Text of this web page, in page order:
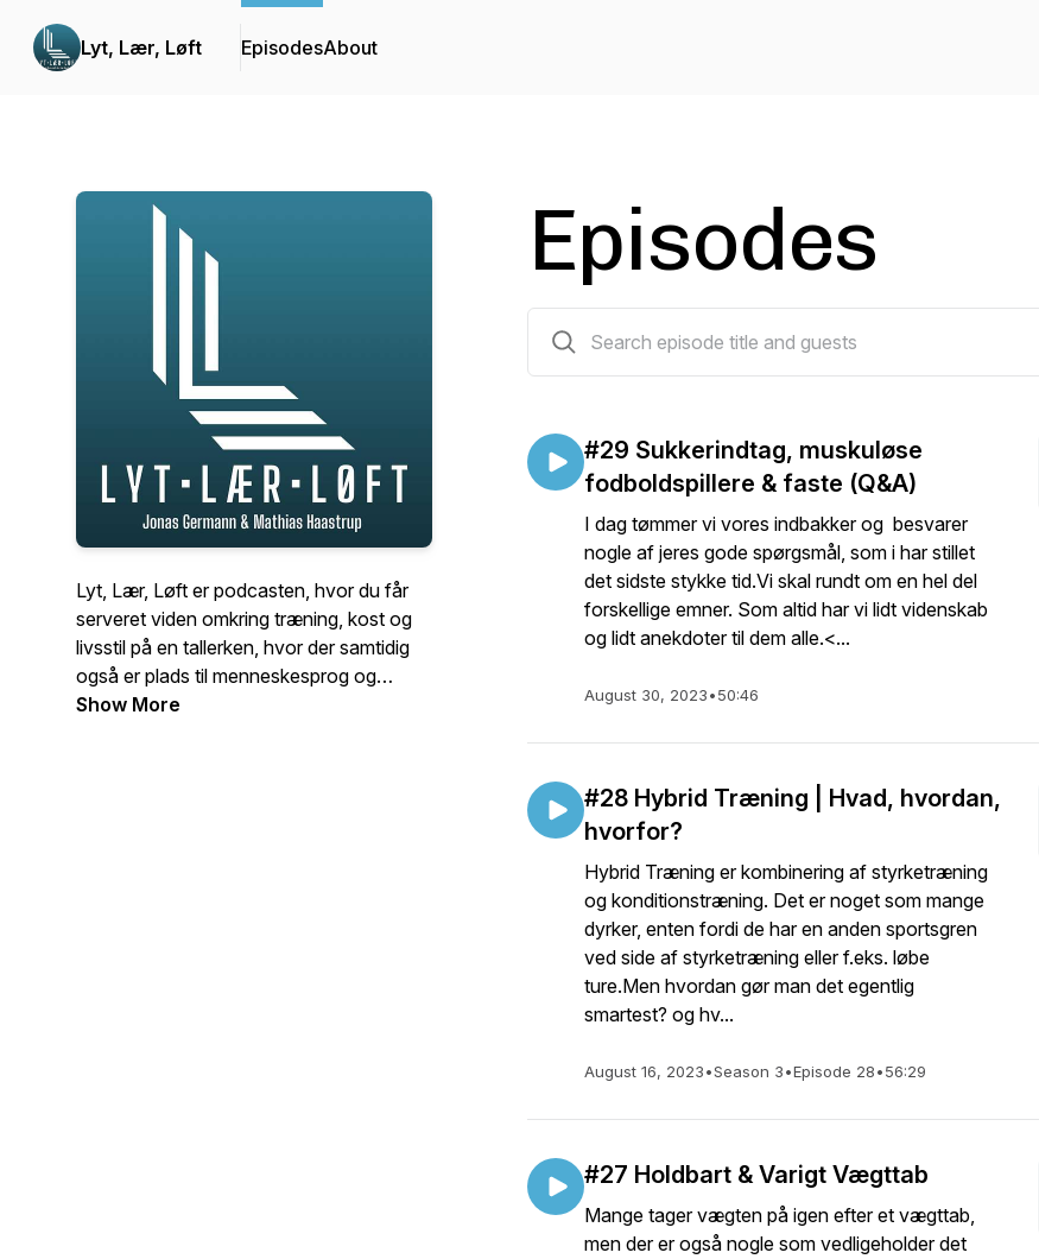
Lyt, Lær, Løft EpisodesAbout
Lyt, Lær, Løft er podcasten, hvor du får
serveret viden omkring træning, kost og
livsstil på en tallerken, hvor der samtidig
også er plads til menneskesprog og
humor. Dine værter, Mathias Haastrup og
Show More
Episodes
#29 Sukkerindtag, muskuløse
fodboldspillere & faste (Q&A)
I dag tømmer vi vores indbakker og besvarer
nogle af jeres gode spørgsmål, som i har stillet
det sidste stykke tid.Vi skal rundt om en hel del
forskellige emner. Som altid har vi lidt videnskab
og lidt anekdoter til dem alle.<...
August 30, 2023•50:46
#28 Hybrid Træning | Hvad, hvordan,
hvorfor?
Hybrid Træning er kombinering af styrketræning
og konditionstræning. Det er noget som mange
dyrker, enten fordi de har en anden sportsgren
ved side af styrketræning eller f.eks. løbe
ture.Men hvordan gør man det egentlig
smartest? og hv...
August 16, 2023•Season 3•Episode 28•56:29
#27 Holdbart & Varigt Vægttab
Mange tager vægten på igen efter et vægttab,
men der er også nogle som vedligeholder det